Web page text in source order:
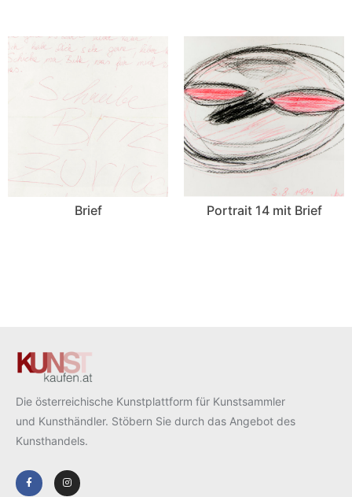
Brief Portrait 14 mit Brief
Die österreichische Kunstplattform für Kunstsammler
und Kunsthändler. Stöbern Sie durch das Angebot des
Kunsthandels.